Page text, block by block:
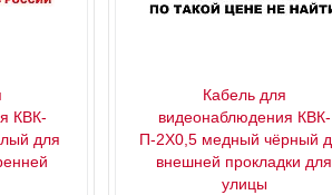
КВК-
для
Кабель для
видеонаблюдения КВК-
П-2X0,5 медный чёрный для
внешней прокладки для
улицы